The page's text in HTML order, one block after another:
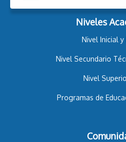
Niveles
Nivel Inicial y
Nivel Secundario
Nivel
Programas de